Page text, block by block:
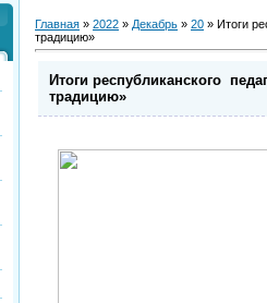
Главная » 2022 » Декабрь » 20 » Итоги
традицию»
Итоги республиканского
традицию»